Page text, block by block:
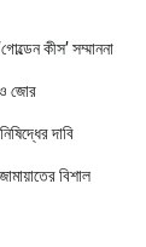
কীস’ সম্মাননা
জোর
দাবি
বিশাল